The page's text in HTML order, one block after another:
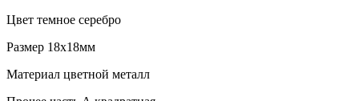
Цвет темное серебро
Размер 18х18мм
Материал цветной металл